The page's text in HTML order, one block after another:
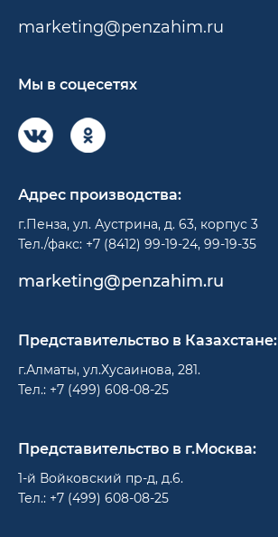
marketing@penzahim.ru
Мы в соцесетях
Адрес производства:
г.Пенза, ул. Аустрина, д. 63, корпус 3
Тел./факс: +7 (8412) 99-19-24, 99-19-35
marketing@penzahim.ru
Представительство в Казахстане:
г.Алматы, ул.Хусаинова, 281.
Тел.: +7 (499) 608-08-25
Представительство в г.Москва:
1-й Войковский пр-д, д.6.
Тел.: +7 (499) 608-08-25